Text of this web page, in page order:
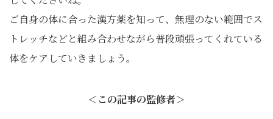
ご自身の体に合った漢方薬を知って、無理のない範囲でス
トレッチなどと組み合わせながら普段頑張ってくれている
体をケアしていきましょう。
＜この記事の監修者＞